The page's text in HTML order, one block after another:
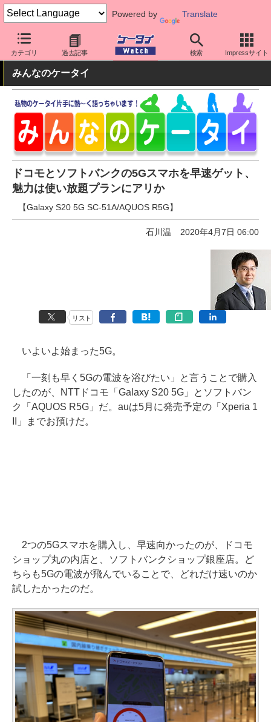
Powered by Translate
カテゴリ 過去記事 検索 Impressサイト
ケータイ Watch キャリア ドコモ
みんなのケータイ
ドコモとソフトバンクの5Gスマホを早速ゲット、
魅力は使い放題プランにアリか
【Galaxy S20 5G SC-51A/AQUOS R5G】
石川温 2020年4月7日 06:00
リスト
いよいよ始まった5G。
「一刻も早く5Gの電波を浴びたい」と言うことで購入
したのが、NTTドコモ「Galaxy S20 5G」とソフトバン
ク「AQUOS R5G」だ。auは5月に発売予定の「Xperia 1
II」までお預けだ。
2つの5Gスマホを購入し、早速向かったのが、ドコモ
ショップ丸の内店と、ソフトバンクショップ銀座店。ど
ちらも5Gの電波が飛んでいることで、どれだけ速いのか
試したかったのだ。